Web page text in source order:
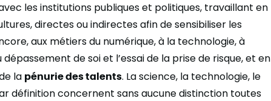
les institutions publiques et politiques, travaillant en
directes ou indirectes afin de sensibiliser les
aux métiers du numérique, à la technologie, à
de soi et l’essai de la prise de risque, et en
la pénurie des talents. La science, la technologie, le
définition concernent sans aucune distinction toutes